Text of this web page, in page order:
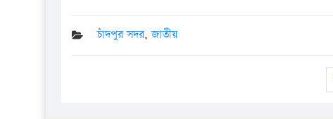
চাঁদপুর সদর,জাতীয়